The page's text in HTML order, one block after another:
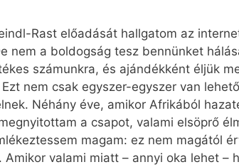
Rast előadását hallgatom az
nem a boldogság tesz bennünket
számunkra, és ajándékként éljük
nem csak egyszer-egyszer van
Néhány éve, amikor Afrikából
a csapot, valami elsöprő
magam: ez nem magától
valami miatt – annyi oka lehet